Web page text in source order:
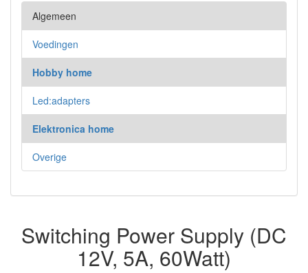
Algemeen
Voedingen
Hobby home
Led:adapters
Elektronica home
Overige
Switching Power Supply (DC
12V, 5A, 60Watt)